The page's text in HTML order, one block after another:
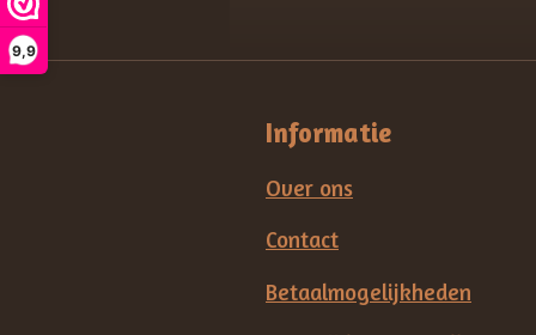
9,9
Informatie
Over ons
Contact
Betaalmogelijkheden